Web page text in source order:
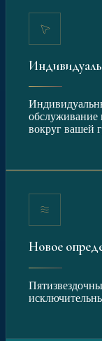
обслуживание
вокруг вашей
Новое